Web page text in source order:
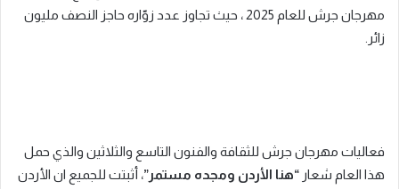
مهرجان جرش للعام 2025 ، حيث تجاوز عدد زوّاره حاجز النصف مليون
زائر.
فعاليات مهرجان جرش للثقافة والفنون التاسع والثلاثين والذي حمل
هذا العام شعار “هنا الأردن ومجده مستمر”، أثبتت للجميع ان الأردن